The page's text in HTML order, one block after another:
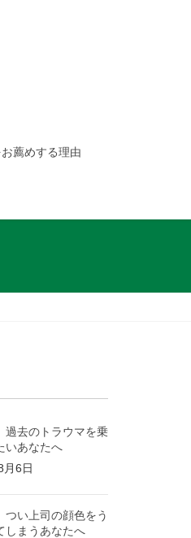
薦めする理由
過去のトラウマを乗
いあなたへ
月6日
つい上司の顔色をう
しまうあなたへ